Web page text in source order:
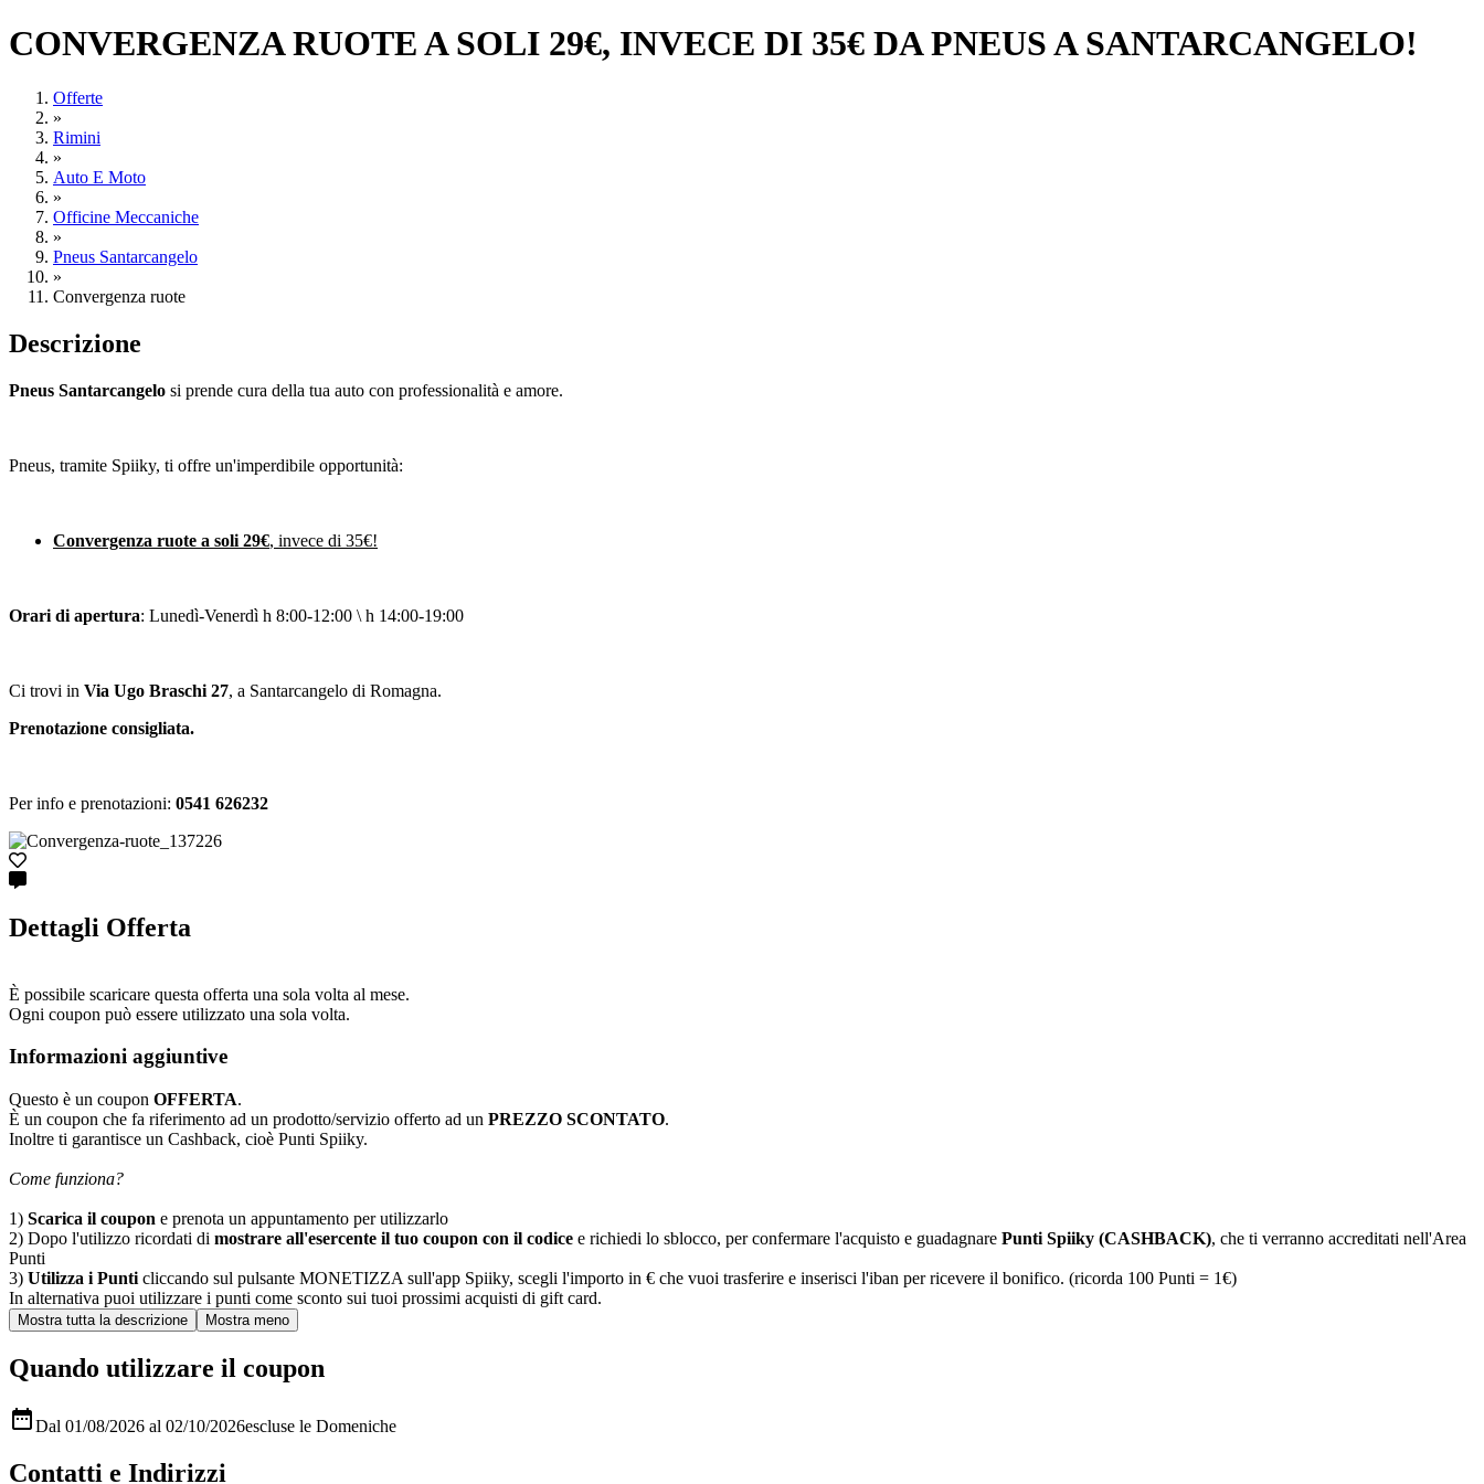
CONVERGENZA RUOTE A SOLI 29€, INVECE DI 35€ DA PNEUS A SANTARCANGELO!
Offerte
»
Rimini
»
Auto E Moto
»
Officine Meccaniche
»
Pneus Santarcangelo
»
Convergenza ruote
Descrizione
Pneus Santarcangelo si prende cura della tua auto con professionalità e amore.
Pneus, tramite Spiiky, ti offre un'imperdibile opportunità:
Convergenza ruote a soli 29€, invece di 35€!
Orari di apertura: Lunedì-Venerdì h 8:00-12:00 \ h 14:00-19:00
Ci trovi in Via Ugo Braschi 27, a Santarcangelo di Romagna.
Prenotazione consigliata.
Per info e prenotazioni: 0541 626232
Dettagli Offerta
È possibile scaricare questa offerta una sola volta al mese.
Ogni coupon può essere utilizzato una sola volta.
Informazioni aggiuntive
Questo è un coupon OFFERTA.
È un coupon che fa riferimento ad un prodotto/servizio offerto ad un PREZZO SCONTATO.
Inoltre ti garantisce un Cashback, cioè Punti Spiiky.
Come funziona?
1) Scarica il coupon e prenota un appuntamento per utilizzarlo
2) Dopo l'utilizzo ricordati di mostrare all'esercente il tuo coupon con il codice e richiedi lo sblocco, per confermare l'acquisto e guadagnare Punti Spiiky (CASHBACK), che ti verranno accreditati nell'Area
Punti
3) Utilizza i Punti cliccando sul pulsante MONETIZZA sull'app Spiiky, scegli l'importo in € che vuoi trasferire e inserisci l'iban per ricevere il bonifico. (ricorda 100 Punti = 1€)
In alternativa puoi utilizzare i punti come sconto sui tuoi prossimi acquisti di gift card.
Quando utilizzare il coupon
Dal 01/08/2026 al 02/10/2026escluse le Domeniche
Contatti e Indirizzi